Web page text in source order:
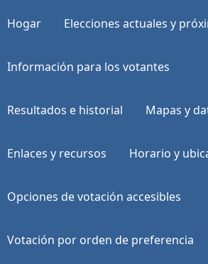
Hogar Elecciones actuales y
Información para los votantes
Resultados e historial Mapas y
Enlaces y recursos Horario y
Opciones de votación accesibles
Votación por orden de preferencia